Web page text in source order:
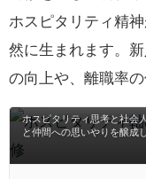
ホスピタリティ精
然に生まれます。
の向上や、離職率
ホスピタリティ軸
ホスピタリティ思考と社会
と仲間への思いやりを醸成
ピタリティ経営の第一人者
社員研修。